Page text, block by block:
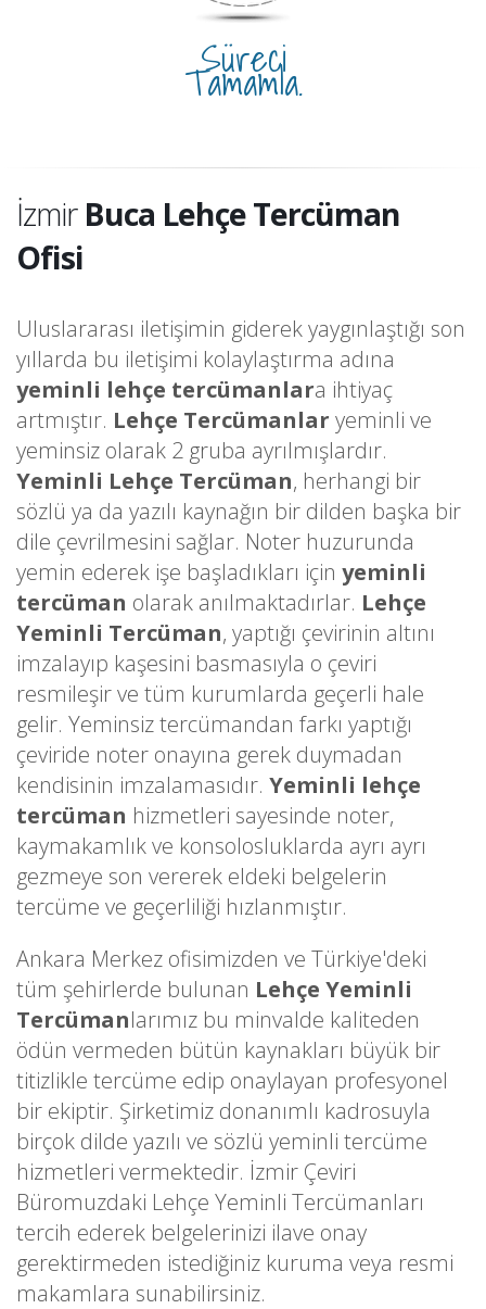
Süreci
Tamamla.
İzmir Buca Lehçe Tercüman
Ofisi
Uluslararası iletişimin giderek yaygınlaştığı son
yıllarda bu iletişimi kolaylaştırma adına
yeminli lehçe tercümanlara ihtiyaç
artmıştır. Lehçe Tercümanlar yeminli ve
yeminsiz olarak 2 gruba ayrılmışlardır.
Yeminli Lehçe Tercüman, herhangi bir
sözlü ya da yazılı kaynağın bir dilden başka bir
dile çevrilmesini sağlar. Noter huzurunda
yemin ederek işe başladıkları için yeminli
tercüman olarak anılmaktadırlar. Lehçe
Yeminli Tercüman, yaptığı çevirinin altını
imzalayıp kaşesini basmasıyla o çeviri
resmileşir ve tüm kurumlarda geçerli hale
gelir. Yeminsiz tercümandan farkı yaptığı
çeviride noter onayına gerek duymadan
kendisinin imzalamasıdır. Yeminli lehçe
tercüman hizmetleri sayesinde noter,
kaymakamlık ve konsolosluklarda ayrı ayrı
gezmeye son vererek eldeki belgelerin
tercüme ve geçerliliği hızlanmıştır.
Ankara Merkez ofisimizden ve Türkiye'deki
tüm şehirlerde bulunan Lehçe Yeminli
Tercümanlarımız bu minvalde kaliteden
ödün vermeden bütün kaynakları büyük bir
titizlikle tercüme edip onaylayan profesyonel
bir ekiptir. Şirketimiz donanımlı kadrosuyla
birçok dilde yazılı ve sözlü yeminli tercüme
hizmetleri vermektedir. İzmir Çeviri
Büromuzdaki Lehçe Yeminli Tercümanları
tercih ederek belgelerinizi ilave onay
gerektirmeden istediğiniz kuruma veya resmi
makamlara sunabilirsiniz.